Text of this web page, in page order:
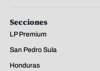
Secciones
LP Premium
San Pedro Sula
Honduras